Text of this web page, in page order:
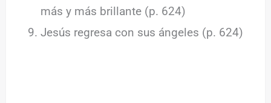
más y más brillante (p. 624)
Jesús regresa con sus ángeles (p. 624)